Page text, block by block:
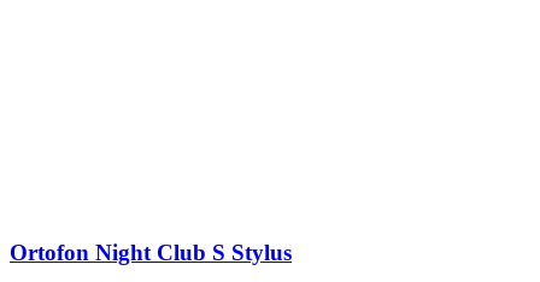
Ortofon Night Club S Stylus